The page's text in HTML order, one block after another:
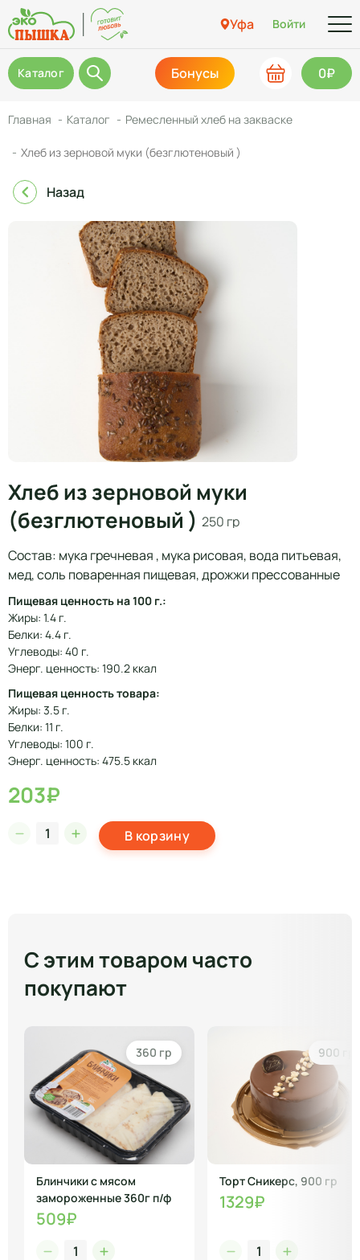
Уфа Войти
Каталог Бонусы 0₽
Главная Каталог Ремесленный хлеб на закваске
Хлеб из зерновой муки (безглютеновый )
Назад
Хлеб из зерновой муки
(безглютеновый ) 250 гр
Состав: мука гречневая , мука рисовая, вода питьевая,
мед, соль поваренная пищевая, дрожжи прессованные
Пищевая ценность на 100 г.:
Жиры: 1.4 г.
Белки: 4.4 г.
Углеводы: 40 г.
Энерг. ценность: 190.2 ккал
Пищевая ценность товара:
Жиры: 3.5 г.
Белки: 11 г.
Углеводы: 100 г.
Энерг. ценность: 475.5 ккал
203₽
В корзину
С этим товаром часто
покупают
360 гр
Блинчики с мясом
замороженные 360г п/ф
509₽
900 гр
Торт Сникерс, 900 гр
1329₽